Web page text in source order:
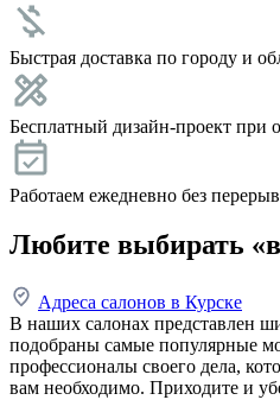
Быстрая доставка по городу и
Бесплатный дизайн-проект при
Работаем ежедневно без
Любите выбирать
Адреса салонов в Курске
В наших салонах представлен
подобраны самые популярные
профессионалы своего дела,
вам необходимо. Приходите и